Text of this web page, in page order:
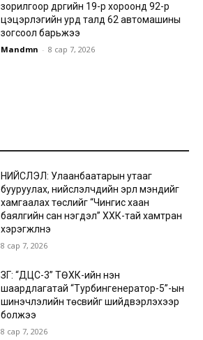
зорилгоор дүүргийн 19-р хороонд 92-р
цэцэрлэгийн урд талд 62 автомашины
зогсоол барьжээ
Mandmn - 8 сар 7, 2026
НИЙСЛЭЛ: Улаанбаатарын утааг
бууруулах, нийслэлчүүдийн эрүүл мэндийг
хамгаалах төслийг “Чингис хаан
баялгийн сан нэгдэл” ХХК-тай хамтран
хэрэгжүүлнэ
8 сар 7, 2026
ЗГ: “ДЦС-3” ТӨХК-ийн нэн
шаардлагатай “Турбингенератор-5”-ын
шинэчлэлийн төсвийг шийдвэрлэхээр
болжээ
8 сар 7, 2026